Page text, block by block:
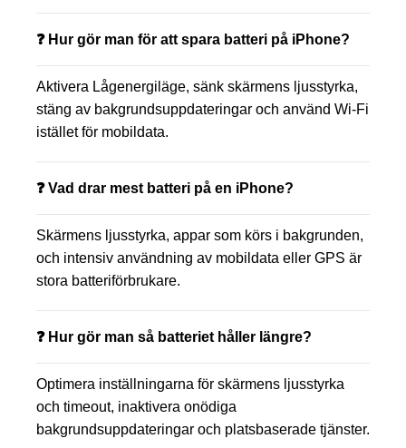
❓ Hur gör man för att spara batteri på iPhone?
Aktivera Lågenergiläge, sänk skärmens ljusstyrka,
stäng av bakgrundsuppdateringar och använd Wi-Fi
istället för mobildata.
❓ Vad drar mest batteri på en iPhone?
Skärmens ljusstyrka, appar som körs i bakgrunden,
och intensiv användning av mobildata eller GPS är
stora batteriförbrukare.
❓ Hur gör man så batteriet håller längre?
Optimera inställningarna för skärmens ljusstyrka
och timeout, inaktivera onödiga
bakgrundsuppdateringar och platsbaserade tjänster.